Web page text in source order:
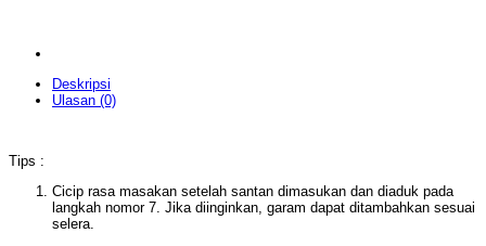
Deskripsi
Ulasan (0)
Tips :
Cicip rasa masakan setelah santan dimasukan dan diaduk pada
langkah nomor 7. Jika diinginkan, garam dapat ditambahkan sesuai
selera.